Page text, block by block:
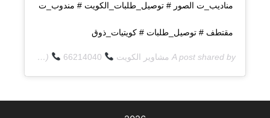
مناديب_ت الصور # توصيل_طلبات_الكويت # مندوب_ت
مقتطف # توصيل_طلبات # كويتيات_ذوق
A post shared by مشاوير الكويت (@q8deliverycom) on